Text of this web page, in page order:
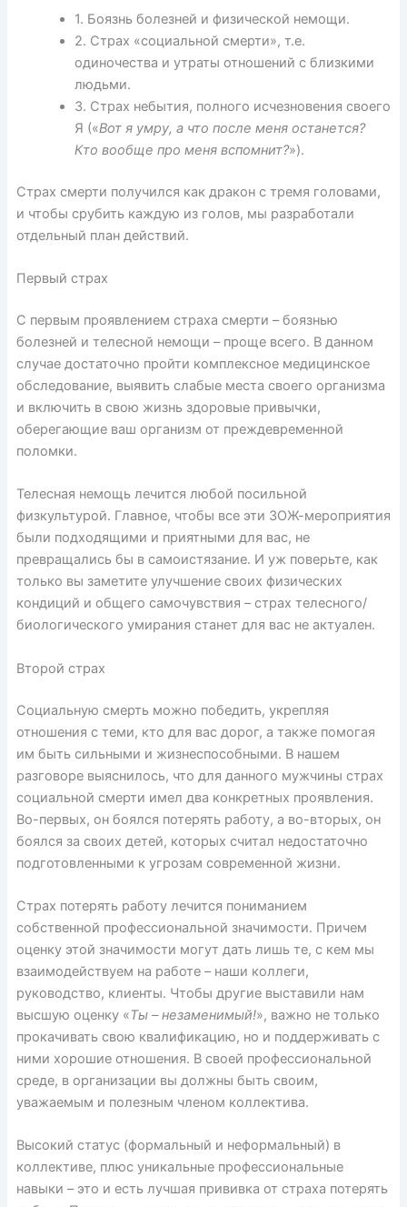
1. Боязнь болезней и физической немощи.
2. Страх «социальной смерти», т.е.
одиночества и утраты отношений с близкими
людьми.
3. Страх небытия, полного исчезновения своего
Я («Вот я умру, а что после меня останется?
Кто вообще про меня вспомнит?»).
Страх смерти получился как дракон с тремя головами,
и чтобы срубить каждую из голов, мы разработали
отдельный план действий.
Первый страх
С первым проявлением страха смерти – боязнью
болезней и телесной немощи – проще всего. В данном
случае достаточно пройти комплексное медицинское
обследование, выявить слабые места своего организма
и включить в свою жизнь здоровые привычки,
оберегающие ваш организм от преждевременной
поломки.
Телесная немощь лечится любой посильной
физкультурой. Главное, чтобы все эти ЗОЖ-мероприятия
были подходящими и приятными для вас, не
превращались бы в самоистязание. И уж поверьте, как
только вы заметите улучшение своих физических
кондиций и общего самочувствия – страх телесного/
биологического умирания станет для вас не актуален.
Второй страх
Социальную смерть можно победить, укрепляя
отношения с теми, кто для вас дорог, а также помогая
им быть сильными и жизнеспособными. В нашем
разговоре выяснилось, что для данного мужчины страх
социальной смерти имел два конкретных проявления.
Во-первых, он боялся потерять работу, а во-вторых, он
боялся за своих детей, которых считал недостаточно
подготовленными к угрозам современной жизни.
Страх потерять работу лечится пониманием
собственной профессиональной значимости. Причем
оценку этой значимости могут дать лишь те, с кем мы
взаимодействуем на работе – наши коллеги,
руководство, клиенты. Чтобы другие выставили нам
высшую оценку «Ты – незаменимый!», важно не только
прокачивать свою квалификацию, но и поддерживать с
ними хорошие отношения. В своей профессиональной
среде, в организации вы должны быть своим,
уважаемым и полезным членом коллектива.
Высокий статус (формальный и неформальный) в
коллективе, плюс уникальные профессиональные
навыки – это и есть лучшая прививка от страха потерять